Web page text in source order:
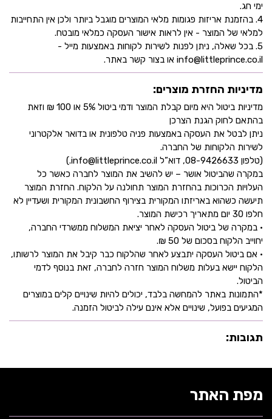
ימי חג.
4. בהזמנת אריזות פגומות מלאי המוצרים מוגבל ביותר ולכן אין התחייבות
למלאי של המוצר - אין לראות אישור העסקה כמלאי מובטח.
5. בכל שאלה, ניתן לפנות לשירות לקוחות באמצעות מייל -
info@littleprince.co.il או בצור קשר באתר.
מדיניות החזרת מוצרים:
מדיניות ביטול היא מיום קבלת המוצר ודמי ביטול 5% או 100 ₪ וזאת
בהתאם לחוק הגנת הצרכן
ניתן לבטל את העסקה באמצעות פניה טלפונית או בדואר אלקטרוני
לשירות הלקוחות של החברה.
(טלפון 08-9426633, דוא”ל info@littleprince.co.il.)
במקרה שהביטול אושר – יש להשיב את המוצר לחברה כאשר כל
העלויות הכרוכות בהחזרת המוצר תחולנה על הלקוח. החזרת המוצר
תיעשה כשהוא באריזתו המקורית בצירוף החשבונית המקורית ושעדיין לא
חלפו 30 יום מתאריך רכישת המוצר.
• במקרה של ביטול העסקה לאחר יציאת המשלוח ממשרדי החברה,
יחוייב הלקוח בסכום של 50 ₪.
• אם ביטול העסקה יתבצע לאחר שהלקוח כבר קיבל את המוצר לרשותו,
הלקוח יישא בעלות משלוח המוצר חזרה לחברה, זאת בנוסף לדמי
הביטול.
*התמונות באתר להמחשה בלבד, יכולים להיות שינויים קלים במוצרים
המגיעים בפועל, שינויים אלא אינם עילה לביטול הזמנה.
תגובות:
מפת האתר